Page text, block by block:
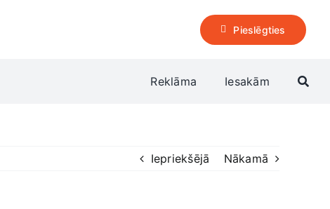
Pieslēgties
Reklāma Iesakām
Iepriekšējā Nākamā